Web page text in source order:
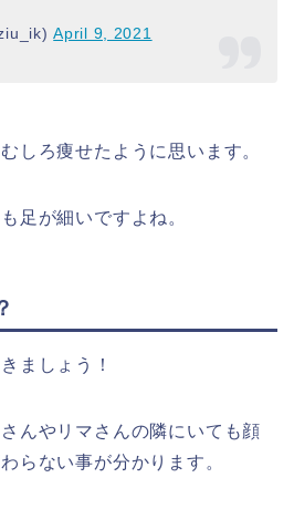
April 9, 2021
しろ痩せたように思います。
足が細いですよね。
ましょう！
んやリマさんの隣にいても顔
らない事が分かります。